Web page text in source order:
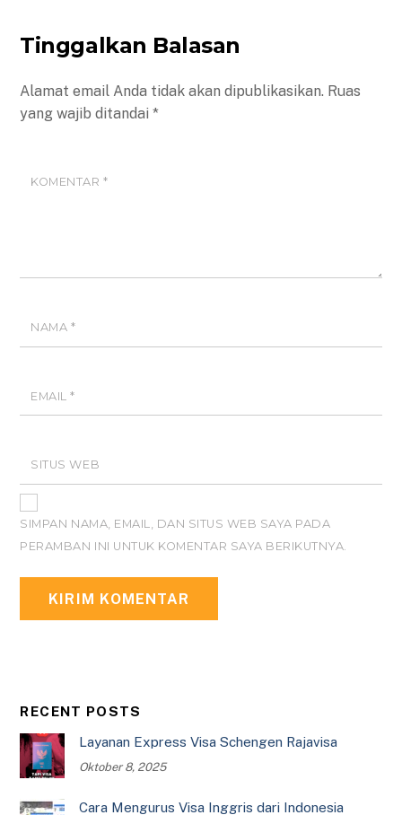
Tinggalkan Balasan
Alamat email Anda tidak akan dipublikasikan. Ruas
yang wajib ditandai*
KOMENTAR*
NAMA *
EMAIL*
SITUS WEB
SIMPAN NAMA, EMAIL, DAN SITUS WEB SAYA PADA
PERAMBAN INI UNTUK KOMENTAR SAYA BERIKUTNYA.
RECENT POSTS
Layanan Express Visa Schengen Rajavisa
Oktober 8, 2025
Cara Mengurus Visa Inggris dari Indonesia